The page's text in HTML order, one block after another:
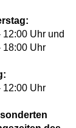
12:00 Uhr und
18:00 Uhr
12:00 Uhr